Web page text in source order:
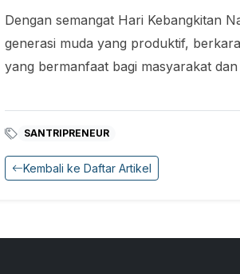
Dengan semangat Hari Kebangkitan
generasi muda yang produktif,
yang bermanfaat bagi masyarakat dan
SANTRIPRENEUR
Kembali ke Daftar Artikel